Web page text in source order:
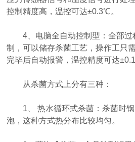
控制精度高，温控可达±0.3℃。
4、电脑全自动控制型：全部过
制，可以储存杀菌工艺，操作工只
完毕后自动报警，温控精度可达
从杀菌方式上分有三种：
1、 热水循环式杀菌：杀菌时锅
泡，这种方式热分布比较均匀。